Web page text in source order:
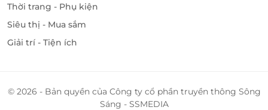
Thời trang - Phụ kiện
Siêu thị - Mua sắm
Giải trí - Tiện ích
© 2026 - Bản quyền của Công ty cổ phần truyền thông Sông
Sáng - SSMEDIA